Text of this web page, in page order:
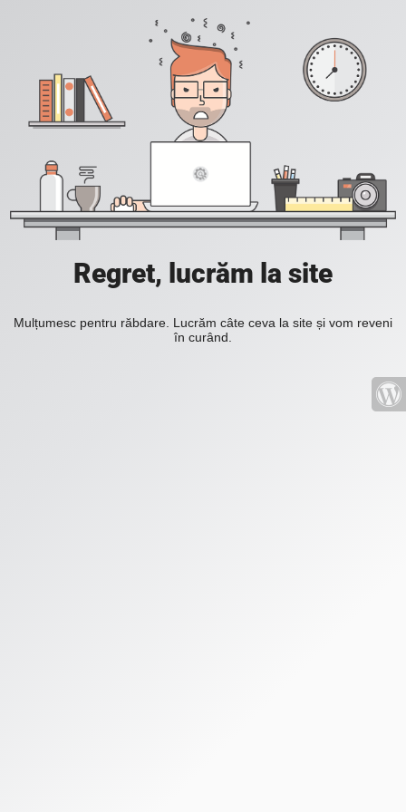
Regret, lucrăm la site
Mulțumesc pentru răbdare. Lucrăm câte ceva la site și vom reveni
în curând.